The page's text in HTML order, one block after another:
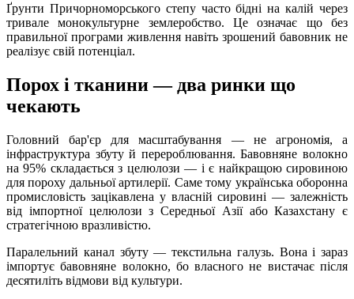
Ґрунти Причорноморського степу часто бідні на калій через
тривале монокультурне землеробство. Це означає що без
правильної програми живлення навіть зрошений бавовник не
реалізує свій потенціал.
Порох і тканини — два ринки що
чекають
Головний бар'єр для масштабування — не агрономія, а
інфраструктура збуту й перероблювання. Бавовняне волокно
на 95% складається з целюлози — і є найкращою сировиною
для пороху дальньої артилерії. Саме тому українська оборонна
промисловість зацікавлена у власній сировині — залежність
від імпортної целюлози з Середньої Азії або Казахстану є
стратегічною вразливістю.
Паралельний канал збуту — текстильна галузь. Вона і зараз
імпортує бавовняне волокно, бо власного не вистачає після
десятиліть відмови від культури.